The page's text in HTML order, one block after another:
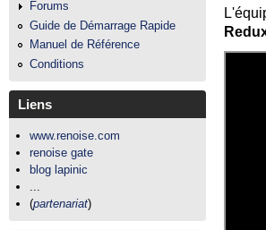
Forums
Guide de Démarrage Rapide
Manuel de Référence
Conditions
Liens
www.renoise.com
renoise gate
blog lapinic
(partenariat)